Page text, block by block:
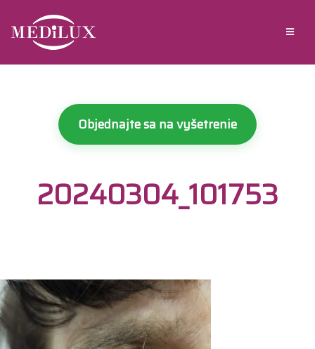
Objednajte sa na vyšetrenie
20240304_101753